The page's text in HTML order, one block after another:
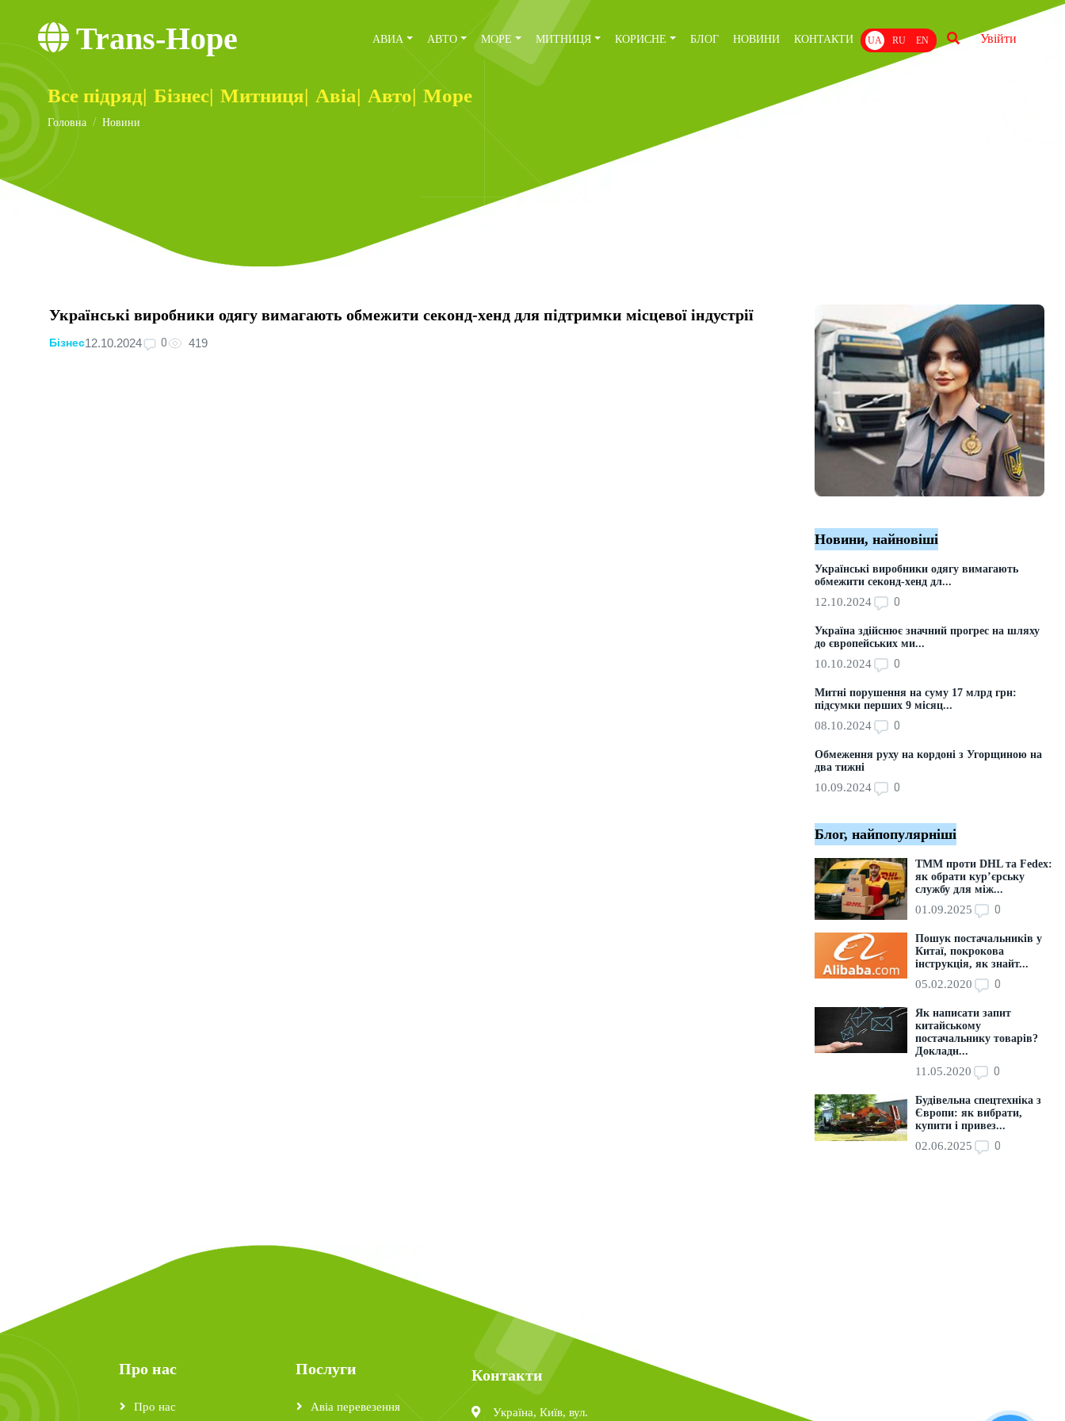
Trans-Hope АВИА АВТО МОРЕ МИТНИЦЯ КОРИСНЕ БЛОГ НОВИНИ КОНТАКТИ UA RU EN Увійти
Все підряд| Бізнес| Митниця| Авіа| Авто| Море
Головна Новини
Українські виробники одягу вимагають обмежити секонд-хенд для підтримки місцевої індустрії
Бізнес12.10.2024 0 419
Новини, найновіші
Українські виробники одягу вимагають
обмежити секонд-хенд дл...
12.10.2024 0
Україна здійснює значний прогрес на шляху
до європейських ми...
10.10.2024 0
Митні порушення на суму 17 млрд грн:
підсумки перших 9 місяц...
08.10.2024 0
Обмеження руху на кордоні з Угорщиною на
два тижні
10.09.2024 0
Блог, найпопулярніші
ТММ проти DHL та Fedex:
як обрати кур’єрську
службу для між...
01.09.2025 0
Пошук постачальників у
Китаї, покрокова
інструкція, як знайт...
05.02.2020 0
Як написати запит
китайському
постачальнику товарів?
Докладн...
11.05.2020 0
Будівельна спецтехніка з
Європи: як вибрати,
купити і привез...
02.06.2025 0
Про нас
Про нас
Послуги
Авіа перевезення
Контакти
Україна, Київ, вул.